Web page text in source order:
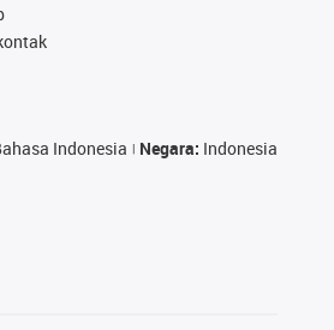
Indonesia Negara: Indonesia